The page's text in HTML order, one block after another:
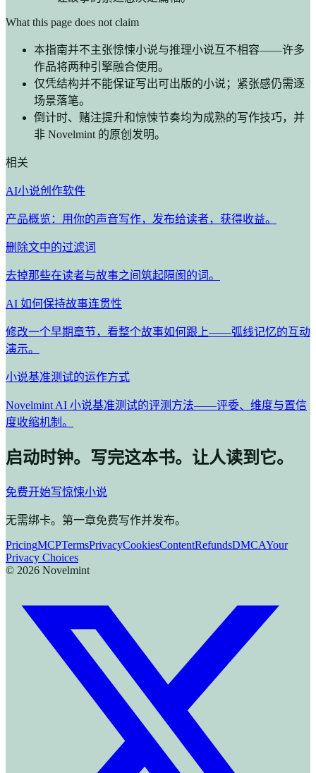
What this page does not claim
本指南并不主张惊悚小说与推理小说互不相容——许多
作品将两种引擎融合使用。
仅凭结构并不能保证写出可出版的小说；紧张感仍需逐
场景落笔。
倒计时、赌注提升和惊悚节奏均为成熟的写作技巧，并
非 Novelmint 的原创发明。
相关
AI小说创作软件
产品概览：用你的声音写作，发布给读者，获得收益。
删除文中的过滤词
去掉那些在读者与故事之间筑起隔阂的词。
AI 如何保持故事连贯性
修改一个早期章节，看整个故事如何跟上——弧线记忆的互动
演示。
小说基准测试的运作方式
Novelmint AI 小说基准测试的评测方法——评委、维度与置信
度收缩机制。
启动时钟。写完这本书。让人读到它。
免费开始写惊悚小说
无需绑卡。第一章免费写作并发布。
PricingMCPTermsPrivacyCookiesContentRefundsDMCAYour
Privacy Choices
© 2026 Novelmint